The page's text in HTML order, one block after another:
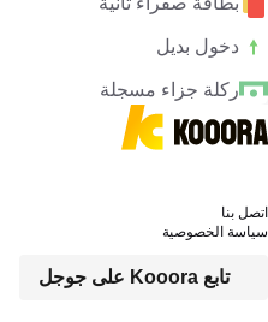
دخول بديل
ركلة جزاء مسجلة
تابع Kooora على جوجل
اتصل بنا
سياسة الخصوصية